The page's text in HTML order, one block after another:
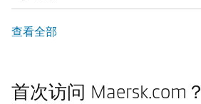
查看全部
首次访问 Maersk.com？